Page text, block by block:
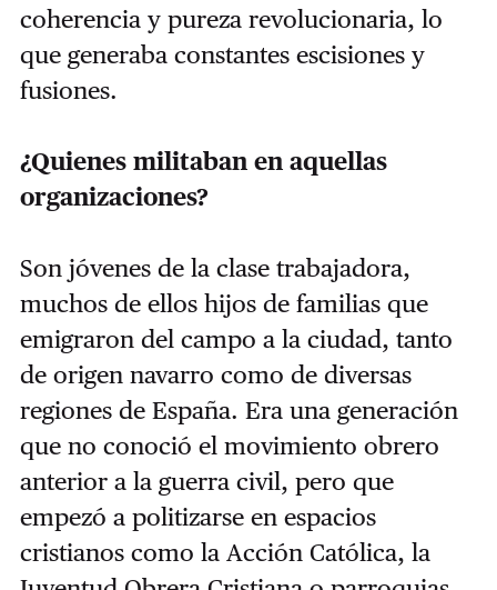
coherencia y pureza revolucionaria, lo
que generaba constantes escisiones y
fusiones.
¿Quienes militaban en aquellas
organizaciones?
Son jóvenes de la clase trabajadora,
muchos de ellos hijos de familias que
emigraron del campo a la ciudad, tanto
de origen navarro como de diversas
regiones de España. Era una generación
que no conoció el movimiento obrero
anterior a la guerra civil, pero que
empezó a politizarse en espacios
cristianos como la Acción Católica, la